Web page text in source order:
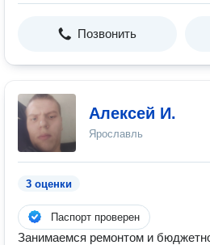
Позвонить
Алексей И.
Ярославль
3 оценки
Паспорт проверен
Занимаемся ремонтом и